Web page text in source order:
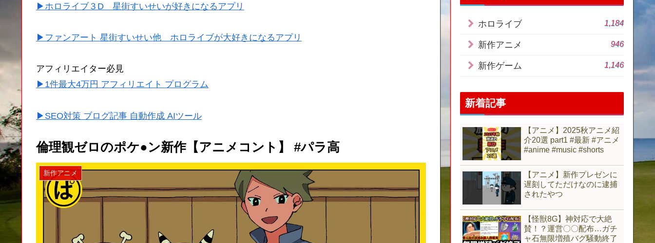
▶ホロライブ３D 星街すいせいが好きになるアプリ
▶ファンアート 星街すいせい他 ホロライブが大好きになるアプリ
アフィリエイター必見
▶1件最大4万円 アフィリエイト プログラム
▶SEO対策 ブログ記事 自動作成 AIツール
倫理観ゼロのポケ●ン新作【アニメコント】 #パラ高
新作アニメ
ホロライブ 1,184
新作アニメ 946
新作ゲーム 1,146
新着記事
【アニメ】2025秋アニメ紹
介20選 part1 #最新 #アニメ
#anime #music #shorts
【アニメ】新作プレゼンに
遅刻してただけなのに逮捕
されたやつ
【怪獣8G】神対応で大絶
賛！？運営〇〇配布…ガチ
ャ石無限増殖バグ騒動終了